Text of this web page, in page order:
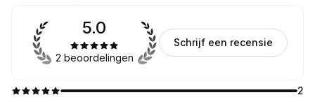
2
5.0
2 beoordelingen
Schrijf een recensie